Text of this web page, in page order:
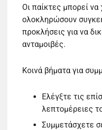
Οι παίκτες μπορεί να
ολοκληρώσουν
προκλήσεις για να
ανταμοιβές.
Κοινά βήματα για
Ελέγξτε τις
λεπτομέρειες
Συμμετάσχετε